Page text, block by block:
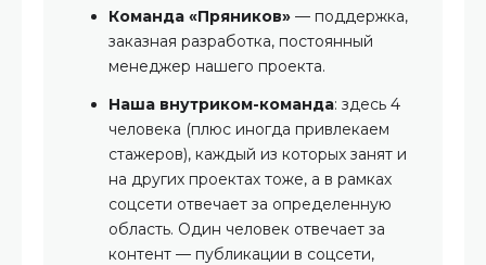
Команда «Пряников» — поддержка,
заказная разработка, постоянный
менеджер нашего проекта.
Наша внутриком-команда: здесь 4
человека (плюс иногда привлекаем
стажеров), каждый из которых занят и
на других проектах тоже, а в рамках
соцсети отвечает за определенную
область. Один человек отвечает за
контент — публикации в соцсети,